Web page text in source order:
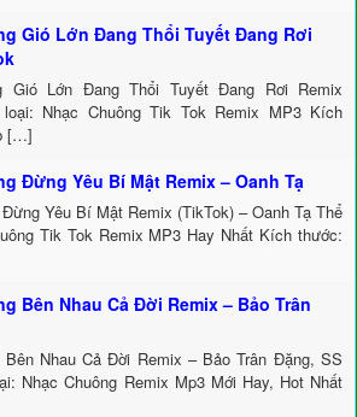
Gió Lớn Đang Thổi Tuyết Đang Rơi
Gió Lớn Đang Thổi Tuyết Đang Rơi Remix
loại: Nhạc Chuông Tik Tok Remix MP3 Kích
[…]
Đừng Yêu Bí Mật Remix – Oanh Tạ
Yêu Bí Mật Remix (TikTok) – Oanh Tạ Thể
Tik Tok Remix MP3 Hay Nhất Kích thước:
Bên Nhau Cả Đời Remix – Bảo Trân
Bên Nhau Cả Đời Remix – Bảo Trân Đặng, SS
Nhạc Chuông Remix Mp3 Mới Hay, Hot Nhất